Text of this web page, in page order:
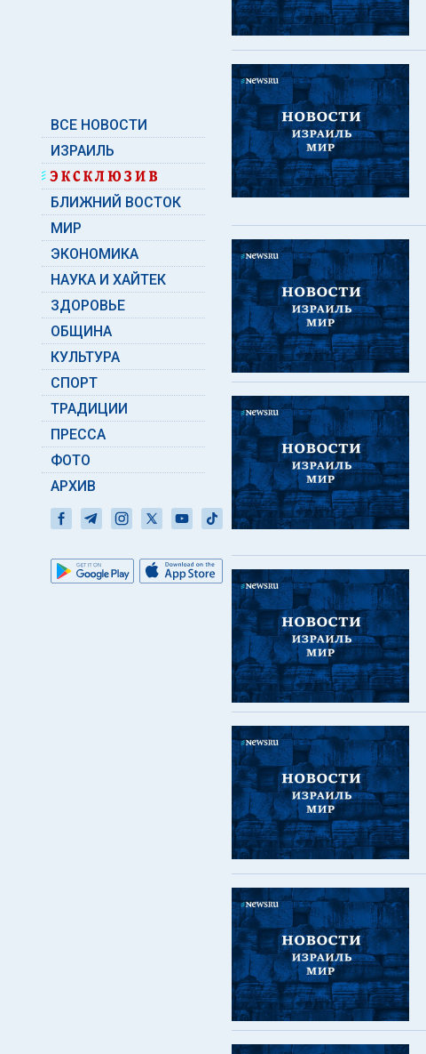
ВСЕ НОВОСТИ
ИЗРАИЛЬ
БЛИЖНИЙ ВОСТОК
МИР
ЭКОНОМИКА
НАУКА И ХАЙТЕК
ЗДОРОВЬЕ
ОБЩИНА
КУЛЬТУРА
СПОРТ
ТРАДИЦИИ
ПРЕССА
ФОТО
АРХИВ